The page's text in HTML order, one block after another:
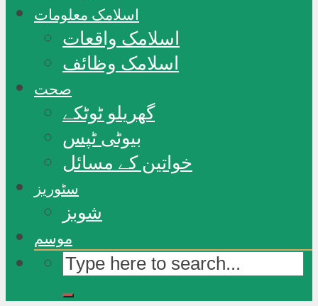
اسلامک معلومات
اسلامک واقعات
اسلامک وظائف
صحت
گھریلو ٹوٹکے
بیوٹی ٹپس
خواتین کے مسائل
سٹوریز
شوبز
موسم